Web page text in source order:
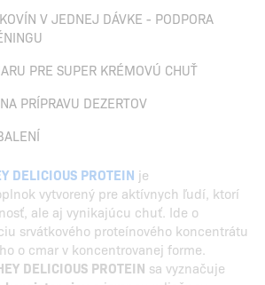
V JEDNEJ DÁVKE - PODPORA
PRE SUPER KRÉMOVÚ CHUŤ
PRÍPRAVU DEZERTOV
DELICIOUS PROTEIN je
vytvorený pre aktívnych ľudí, ktorí
ale aj vynikajúcu chuť. Ide o
srvátkového proteínového koncentrátu
o cmar v koncentrovanej forme.
DELICIOUS PROTEIN sa vyznačuje